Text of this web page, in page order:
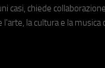
casi, chiede
l'arte, la cultura e la musica